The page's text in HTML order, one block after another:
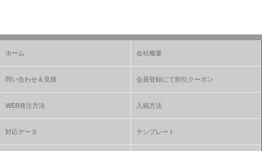
ホーム 会社概要
問い合わせ＆見積 会員登録にて割引クーポン
WEB発注方法 入稿方法
対応データ テンプレート